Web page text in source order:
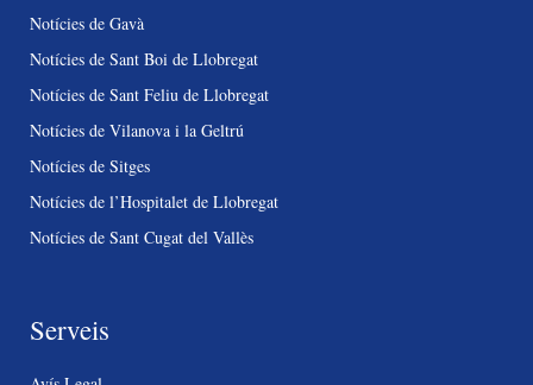
Notícies de Gavà
Notícies de Sant Boi de Llobregat
Notícies de Sant Feliu de Llobregat
Notícies de Vilanova i la Geltrú
Notícies de Sitges
Notícies de l’Hospitalet de Llobregat
Notícies de Sant Cugat del Vallès
Serveis